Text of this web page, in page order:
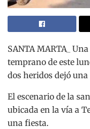
SANTA MARTA_
temprano de este
dos heridos dejó
El escenario de la
ubicada en la vía a
una fiesta.